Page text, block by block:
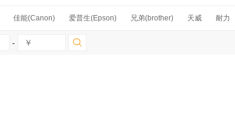
佳能(Canon) 爱普生(Epson) 兄弟(brother) 天威 耐力
天派 爱克斯
-